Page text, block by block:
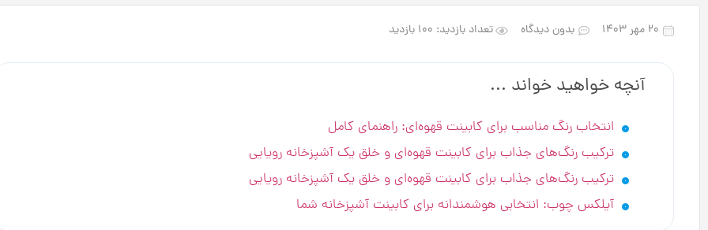
۲۰ مهر ۱۴۰۳ بدون دیدگاه تعداد بازدید: 100 بازدید
آنچه خواهید خواند ...
انتخاب رنگ مناسب برای کابینت قهوه‌ای: راهنمای کامل
ترکیب رنگ‌های جذاب برای کابینت قهوه‌ای و خلق یک آشپزخانه رویایی
ترکیب رنگ‌های جذاب برای کابینت قهوه‌ای و خلق یک آشپزخانه رویایی
آیلکس چوب: انتخابی هوشمندانه برای کابینت آشپزخانه شما